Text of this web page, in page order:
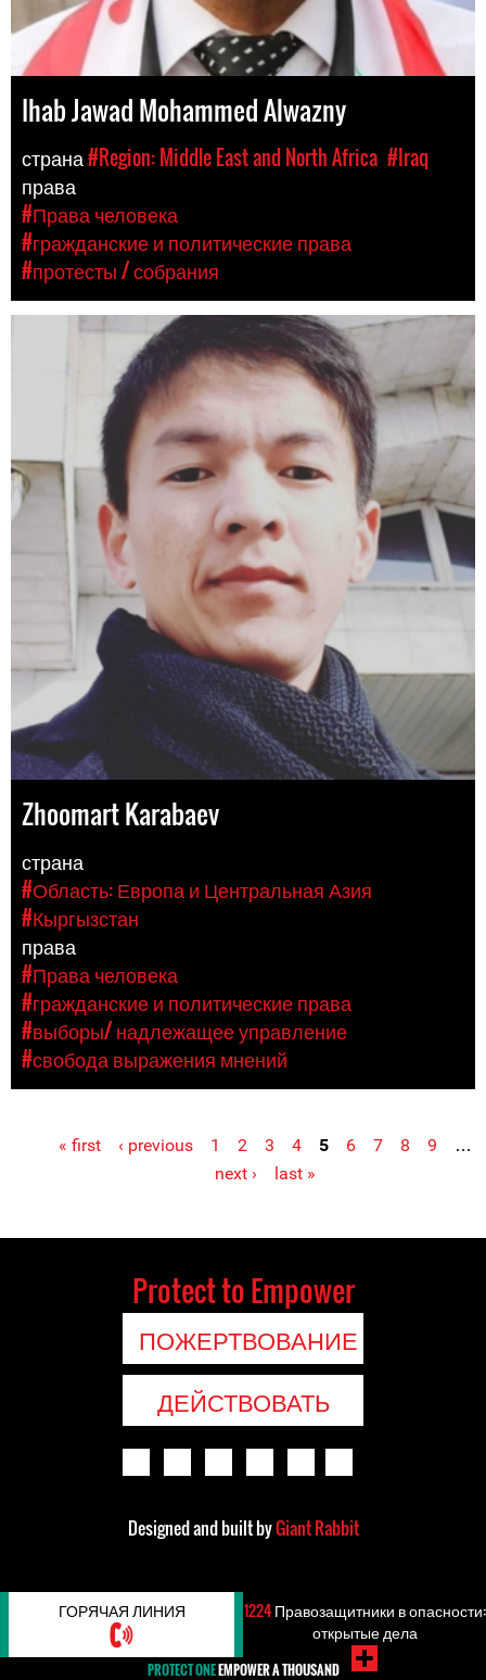
Ihab Jawad Mohammed Alwazny
страна#Region: Middle East and North Africa #Iraq
права
#Права человека
#гражданские и политические права
#протесты / собрания
Zhoomart Karabaev
страна
#Область: Европа и Центральная Азия
#Кыргызстан
права
#Права человека
#гражданские и политические права
#выборы/ надлежащее управление
#свобода выражения мнений
Pages« first ‹ previous 1 2 3 4 5 6 7 8 9
…
next ›
last »
Protect to Empower
ПОЖЕРТВОВАНИЕ
ДЕЙСТВОВАТЬ
Designed and built byGiant Rabbit
ГОРЯЧАЯ ЛИНИЯ 1224Правозащитники в опасности:
открытые дела
PROTECT ONEEMPOWER A THOUSAND